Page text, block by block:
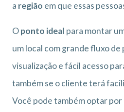
a região em que essas
Oponto ideal para montar
um local com grande fluxo de
visualização e fácil acesso
também se o cliente terá
Você pode também optar